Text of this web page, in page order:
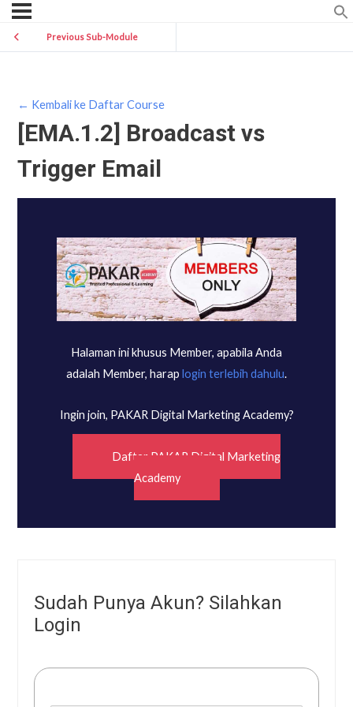
Previous Sub-Module
← Kembali ke Daftar Course
[EMA.1.2] Broadcast vs
Trigger Email
Halaman ini khusus Member, apabila Anda
adalah Member, harap login terlebih dahulu.
Ingin join, PAKAR Digital Marketing Academy?
Daftar PAKAR Digital Marketing
Academy
Sudah Punya Akun? Silahkan
Login